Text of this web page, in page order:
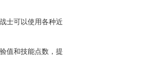
士可以使用各种近
值和技能点数，提